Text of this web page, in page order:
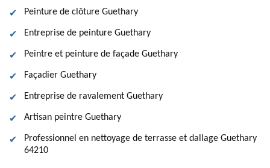
Peinture de clôture Guethary
Entreprise de peinture Guethary
Peintre et peinture de façade Guethary
Façadier Guethary
Entreprise de ravalement Guethary
Artisan peintre Guethary
Professionnel en nettoyage de terrasse et dallage Guethary
64210